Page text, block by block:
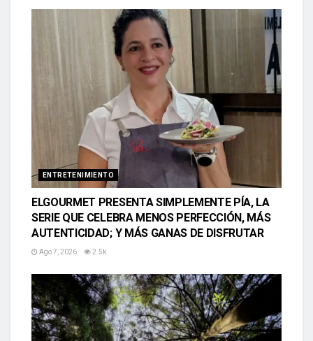
ENTRETENIMIENTO
ELGOURMET PRESENTA SIMPLEMENTE PÍA, LA
SERIE QUE CELEBRA MENOS PERFECCIÓN, MÁS
AUTENTICIDAD; Y MÁS GANAS DE DISFRUTAR
Ago 7, 2026 2.5k